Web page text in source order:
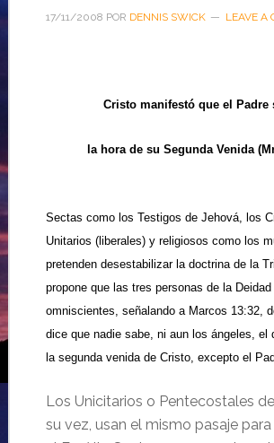
17/11/2008 POR DENNIS SWICK LEAVE A
Cristo manifestó que el Padre
la hora de su Segunda Venida
Sectas como los Testigos de Jehová, los
Unitarios (liberales) y religiosos como los
pretenden desestabilizar la doctrina de la
propone que las tres personas de la
omniscientes, señalando a Marcos 13:32,
dice que nadie sabe, ni aun los ángeles, el
la segunda venida de Cristo, excepto el
Los Unicitarios o Pentecostales
su vez, usan el mismo pasaje para